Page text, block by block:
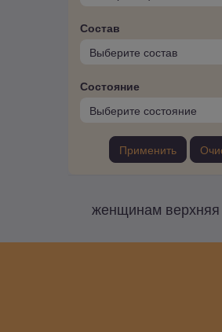
Состав
Выберите состав
Состояние
Выберите состояние
Применить
женщинам